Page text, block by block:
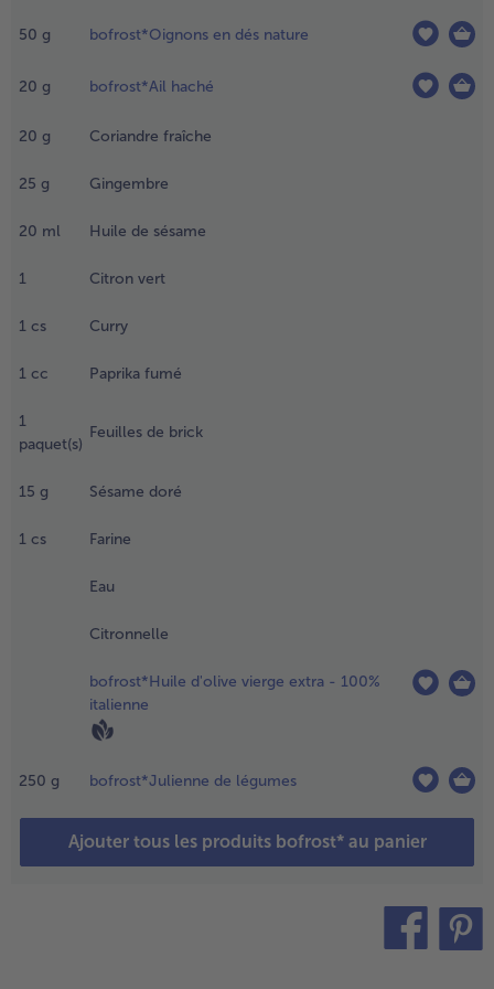
50 g bofrost*Oignons en dés nature
20 g bofrost*Ail haché
20 g Coriandre fraîche
25 g Gingembre
20 ml Huile de sésame
1 Citron vert
1 cs Curry
1 cc Paprika fumé
1
paquet(s)
Feuilles de brick
15 g Sésame doré
1 cs Farine
Eau
Citronnelle
bofrost*Huile d'olive vierge extra - 100%
italienne
250 g bofrost*Julienne de légumes
Ajouter tous les produits bofrost* au panier
en
et
fois la
de
le
et
le